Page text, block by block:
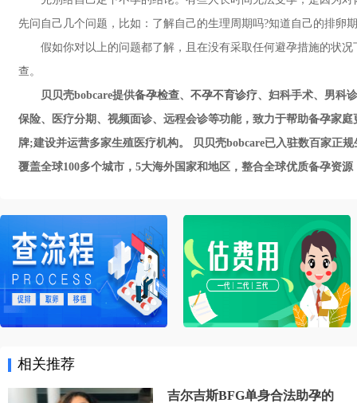
先问自己几个问题，比如：了解自己的生理周期吗?知道自己的排卵
假如你对以上的问题都了解，且在没有采取任何避孕措施的状况
查。
贝贝壳bobcare提供备孕检查、 不孕不育诊疗、妇科手术、男科
保险、医疗分期、视频面诊、远程会诊等功能，致力于帮助备孕家
牌;建设并运营多家生殖医疗机构。 贝贝壳bobcare已入驻数百家正
覆盖全球100多个城市，5大海外国家和地区，整合全球优质备孕资
相关推荐
吉尔吉斯BFG单身合法助孕的